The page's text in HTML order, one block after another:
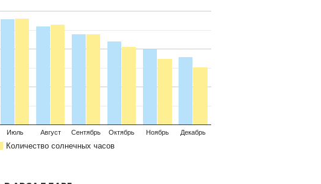
Количество солнечных часов
Июль Август Сентябрь Октябрь Ноябрь Декабрь